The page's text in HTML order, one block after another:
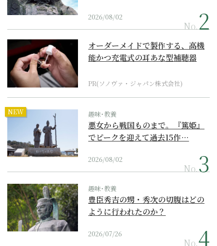
2026/08/02
No.
オーダーメイドで製作する、高機
能かつ充電式の耳あな型補聴器
PR(ソノヴァ・ジャパン株式会社)
NEW 趣味･教養
悪女から戦国ものまで。『篤姫』
でピークを迎えて過去15作…
2026/08/02
No.
趣味･教養
豊臣秀吉の甥・秀次の切腹はどの
ように行われたのか？
2026/07/26
No.